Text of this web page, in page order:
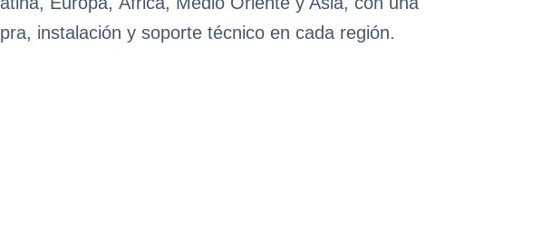
instalación y soporte técnico en cada región.